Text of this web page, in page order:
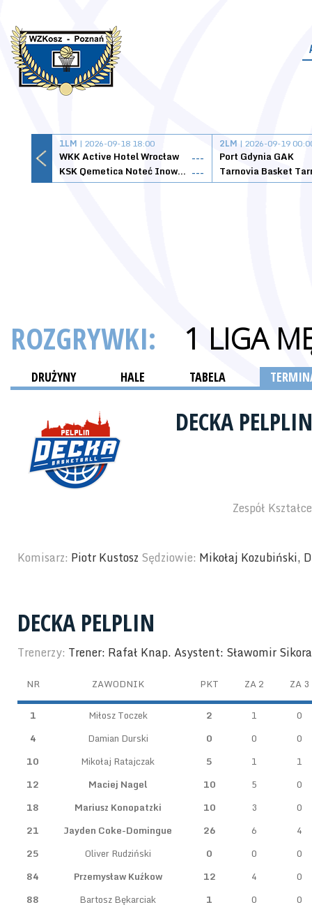
1LM | 2026-09-18 18:00
WKK Active Hotel Wrocław
---
KSK Qemetica Noteć Inowrocław ---
2LM | 2026-09-19
Port Gdynia GAK
ROZGRYWKI: 1 LIGA
DRUŻYNY HALE TABELA
DECKA
Zespół
Komisarz: Piotr Kustosz Sędziowie: Mikołaj Kozubiński,
DECKA PELPLIN
Trenerzy: Trener: Rafał Knap. Asystent: Sławomir Sikora
NR ZAWODNIK PKT ZA 2 ZA 3
1 Miłosz Toczek 2 1
0
4
Damian Durski 0 0
0
10
Mikołaj Ratajczak 5 1
1
12
Maciej Nagel 10 5
0
18
Mariusz Konopatzki 10 3
0
21
Jayden Coke-Domingue 26 6
4
25
Oliver Rudziński 0 0
0
84
Przemysław Kuźkow 12 4
0
88
Bartosz Bękarciak 1 0
0